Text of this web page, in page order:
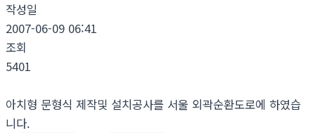
작성일
2007-06-09 06:41
조회
5401
아치형 문형식 제작및 설치공사를 서울 외곽순환도로에 하였습
니다.